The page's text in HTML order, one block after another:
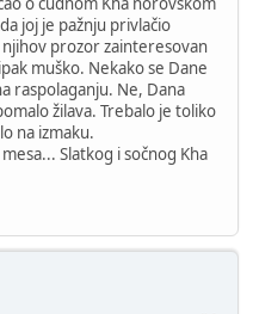
joj je pažnju privlačio
prozor zainteresovan
muško. Nekako se Dane
raspolaganju. Ne, Dana
žilava. Trebalo je toliko
na izmaku.
Slatkog i sočnog Kha